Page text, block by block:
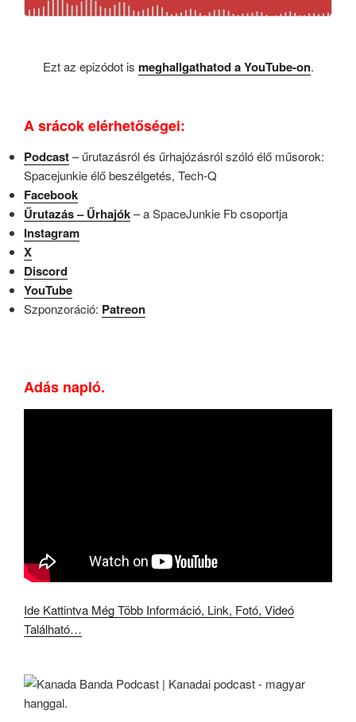
Ezt az epizódot is meghallgathatod a YouTube-on.
A srácok elérhetőségei:
Podcast– űrutazásról és űrhajózásról szóló élő műsorok:
Spacejunkie élő beszélgetés, Tech-Q
Facebook
Űrutazás – Űrhajók– a SpaceJunkie Fb csoportja
Instagram
X
Discord
YouTube
Szponzoráció: Patreon
Adás napló.
Ide Kattintva Még Több Információ, Link, Fotó, Videó
Található…